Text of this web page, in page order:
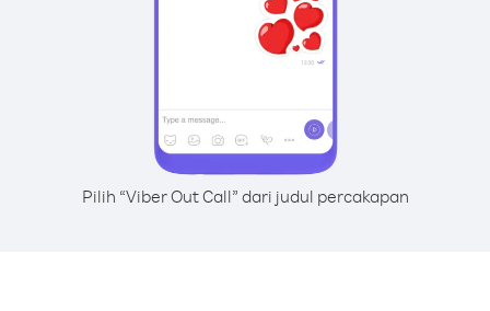
Pilih “Viber Out Call” dari judul percakapan